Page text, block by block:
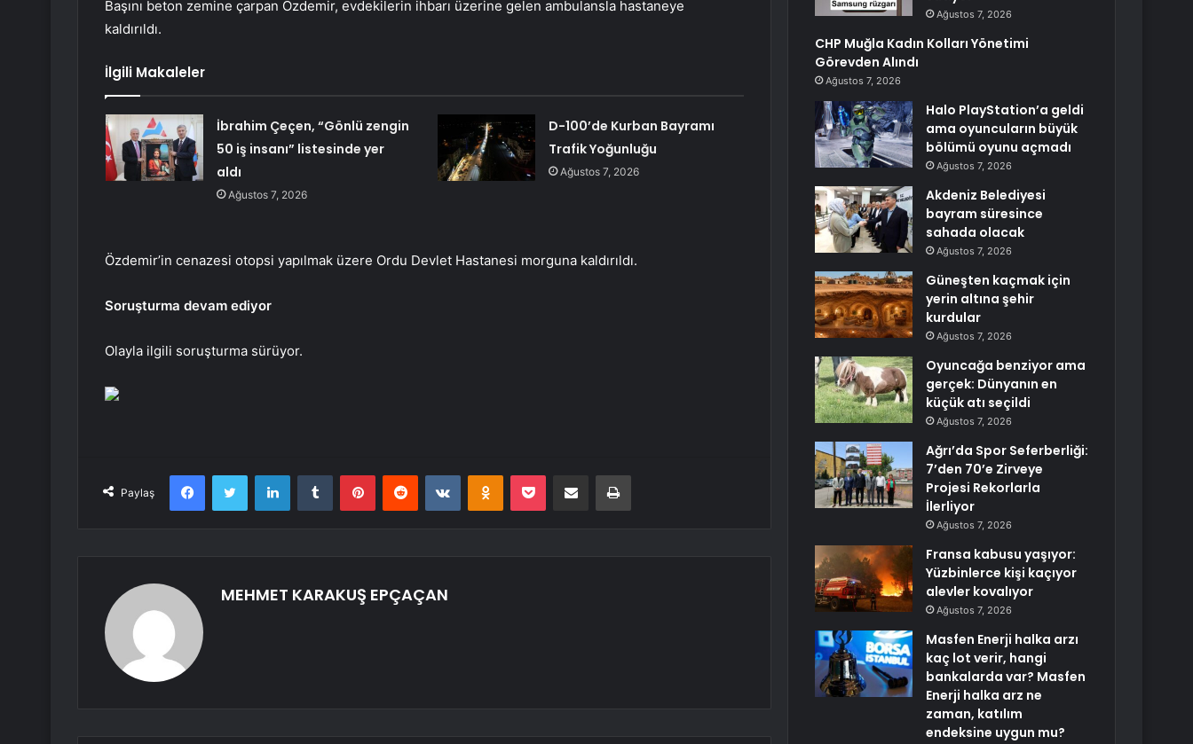
Başını beton zemine çarpan Özdemir, evdekilerin ihbarı üzerine gelen ambulansla hastaneye
kaldırıldı.
İlgili Makaleler
İbrahim Çeçen, “Gönlü zengin
50 iş insanı” listesinde yer
aldı
Ağustos 7, 2026
D-100’de Kurban Bayramı
Trafik Yoğunluğu
Ağustos 7, 2026
Özdemir’in cenazesi otopsi yapılmak üzere Ordu Devlet Hastanesi morguna kaldırıldı.
Soruşturma devam ediyor
Olayla ilgili soruşturma sürüyor.
Paylaş
FacebookTwitter LinkedInTumblr PinterestReddit VKontakteOdnoklassniki
Pocket E-Posta ile paylaş Yazdır
MEHMET KARAKUŞ EPÇAÇAN
Ağustos 7, 2026
CHP Muğla Kadın Kolları Yönetimi
Görevden Alındı
Ağustos 7, 2026
Halo PlayStation’a geldi
ama oyuncuların büyük
bölümü oyunu açmadı
Ağustos 7, 2026
Akdeniz Belediyesi
bayram süresince
sahada olacak
Ağustos 7, 2026
Güneşten kaçmak için
yerin altına şehir
kurdular
Ağustos 7, 2026
Oyuncağa benziyor ama
gerçek: Dünyanın en
küçük atı seçildi
Ağustos 7, 2026
Ağrı’da Spor Seferberliği:
7’den 70’e Zirveye
Projesi Rekorlarla
İlerliyor
Ağustos 7, 2026
Fransa kabusu yaşıyor:
Yüzbinlerce kişi kaçıyor
alevler kovalıyor
Ağustos 7, 2026
Masfen Enerji halka arzı
kaç lot verir, hangi
bankalarda var? Masfen
Enerji halka arz ne
zaman, katılım
endeksine uygun mu?